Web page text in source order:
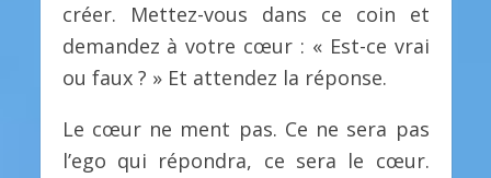
créer. Mettez-vous dans ce coin et
demandez à votre cœur : « Est-ce vrai
ou faux ? » Et attendez la réponse.
Le cœur ne ment pas. Ce ne sera pas
l’ego qui répondra, ce sera le cœur.